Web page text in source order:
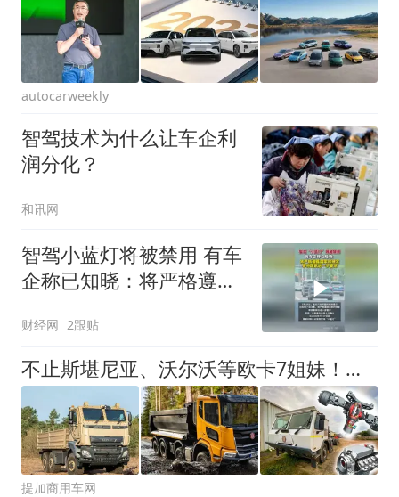
autocarweekly
智驾技术为什么让车企利
润分化？
和讯网
智驾小蓝灯将被禁用 有车
企称已知晓：将严格遵循
进一步要求
财经网 2跟贴
不止斯堪尼亚、沃尔沃等欧卡7姐妹！原来欧洲还有这几家小众卡车品牌？
提加商用车网